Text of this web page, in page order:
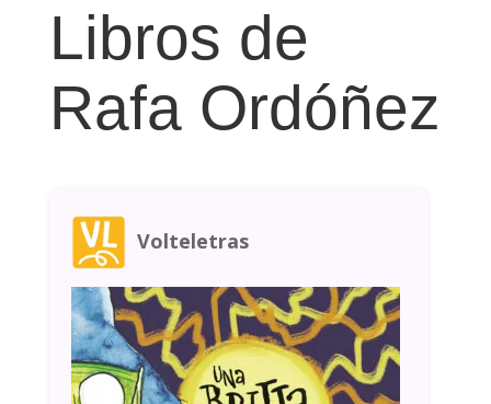
Libros de
Rafa Ordóñez
Volteletras